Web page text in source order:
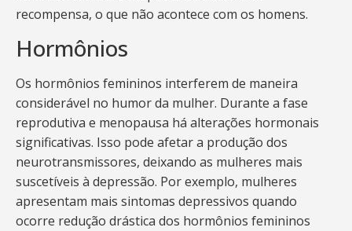
recompensa, o que não acontece com os homens.
Hormônios
Os hormônios femininos interferem de maneira
considerável no humor da mulher. Durante a fase
reprodutiva e menopausa há alterações hormonais
significativas. Isso pode afetar a produção dos
neurotransmissores, deixando as mulheres mais
suscetíveis à depressão. Por exemplo, mulheres
apresentam mais sintomas depressivos quando
ocorre redução drástica dos hormônios femininos